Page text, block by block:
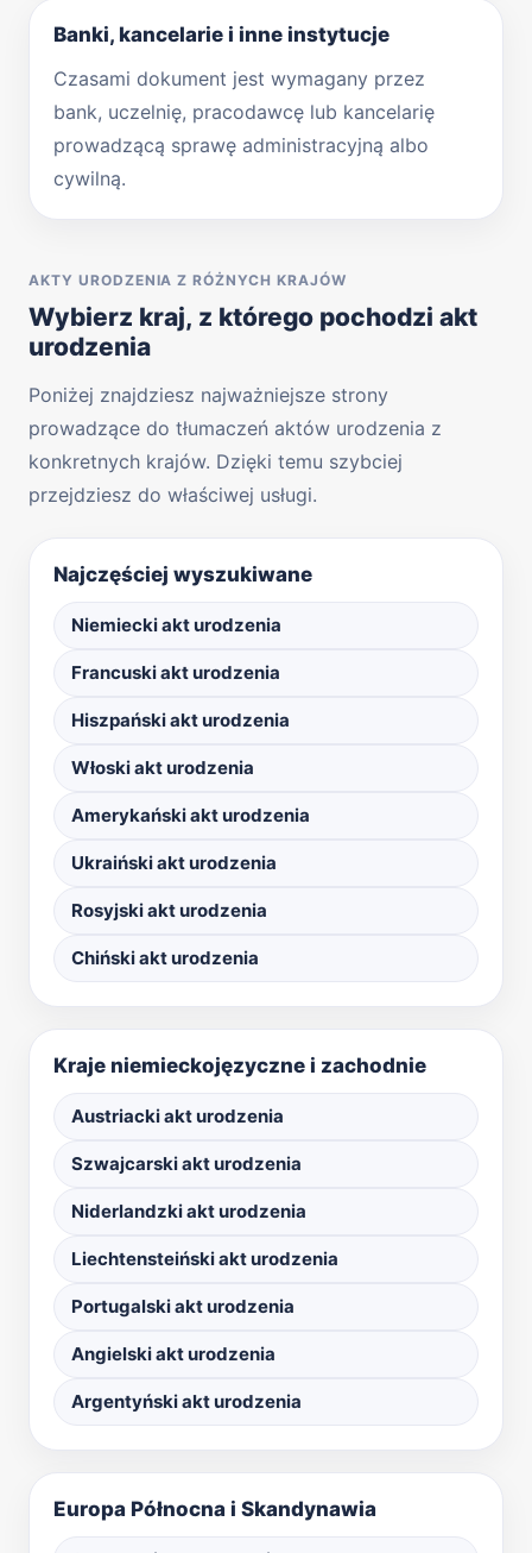
Banki, kancelarie i inne instytucje
Czasami dokument jest wymagany przez
bank, uczelnię, pracodawcę lub kancelarię
prowadzącą sprawę administracyjną albo
cywilną.
AKTY URODZENIA Z RÓŻNYCH KRAJÓW
Wybierz kraj, z którego pochodzi akt
urodzenia
Poniżej znajdziesz najważniejsze strony
prowadzące do tłumaczeń aktów urodzenia z
konkretnych krajów. Dzięki temu szybciej
przejdziesz do właściwej usługi.
Najczęściej wyszukiwane
Niemiecki akt urodzenia
Francuski akt urodzenia
Hiszpański akt urodzenia
Włoski akt urodzenia
Amerykański akt urodzenia
Ukraiński akt urodzenia
Rosyjski akt urodzenia
Chiński akt urodzenia
Kraje niemieckojęzyczne i zachodnie
Austriacki akt urodzenia
Szwajcarski akt urodzenia
Niderlandzki akt urodzenia
Liechtensteiński akt urodzenia
Portugalski akt urodzenia
Angielski akt urodzenia
Argentyński akt urodzenia
Europa Północna i Skandynawia